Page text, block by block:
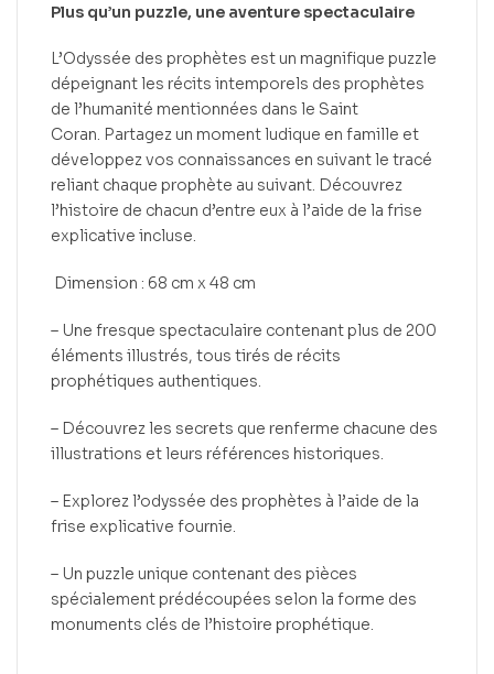
Plus qu’un puzzle, une aventure spectaculaire
L’Odyssée des prophètes est un magnifique puzzle
dépeignant les récits intemporels des prophètes
de l’humanité mentionnées dans le Saint
Coran. Partagez un moment ludique en famille et
développez vos connaissances en suivant le tracé
reliant chaque prophète au suivant. Découvrez
l’histoire de chacun d’entre eux à l’aide de la frise
explicative incluse.
Dimension : 68 cm x 48 cm
– Une fresque spectaculaire contenant plus de 200
éléments illustrés, tous tirés de récits
prophétiques authentiques.
– Découvrez les secrets que renferme chacune des
illustrations et leurs références historiques.
– Explorez l’odyssée des prophètes à l’aide de la
frise explicative fournie.
– Un puzzle unique contenant des pièces
spécialement prédécoupées selon la forme des
monuments clés de l’histoire prophétique.